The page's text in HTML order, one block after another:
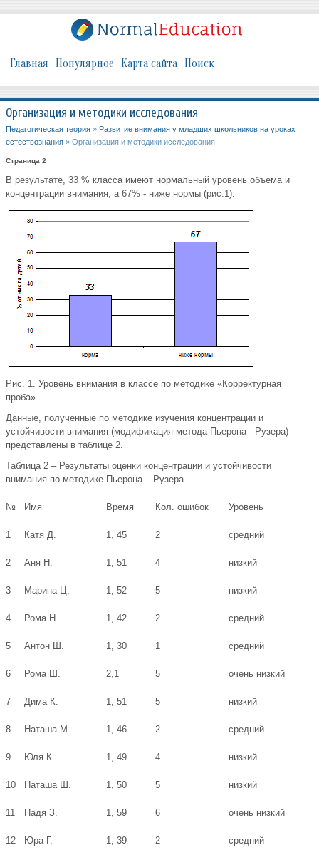
Главная Популярное Карта сайта Поиск
Организация и методики исследования
Педагогическая теория » Развитие внимания у младших школьников на уроках
естествознания » Организация и методики исследования
Страница 2
В результате, 33 % класса имеют нормальный уровень объема и
концентрации внимания, а 67% - ниже нормы (рис.1).
Рис. 1. Уровень внимания в классе по методике «Корректурная
проба».
Данные, полученные по методике изучения концентрации и
устойчивости внимания (модификация метода Пьерона - Рузера)
представлены в таблице 2.
Таблица 2 – Результаты оценки концентрации и устойчивости
внимания по методике Пьерона – Рузера
№ Имя Время Кол. ошибок Уровень
1 Катя Д. 1, 45 2 средний
2 Аня Н. 1, 51 4 низкий
3 Марина Ц. 1, 52 5 низкий
4 Рома Н. 1, 42 2 средний
5 Антон Ш. 1, 30 1 средний
6 Рома Ш. 2,1 5 очень низкий
7 Дима К. 1, 51 5 низкий
8 Наташа М. 1, 46 2 средний
9 Юля К. 1, 49 4 низкий
10 Наташа Ш. 1, 50 5 низкий
11 Надя З. 1, 59 6 очень низкий
12 Юра Г. 1, 39 2 средний